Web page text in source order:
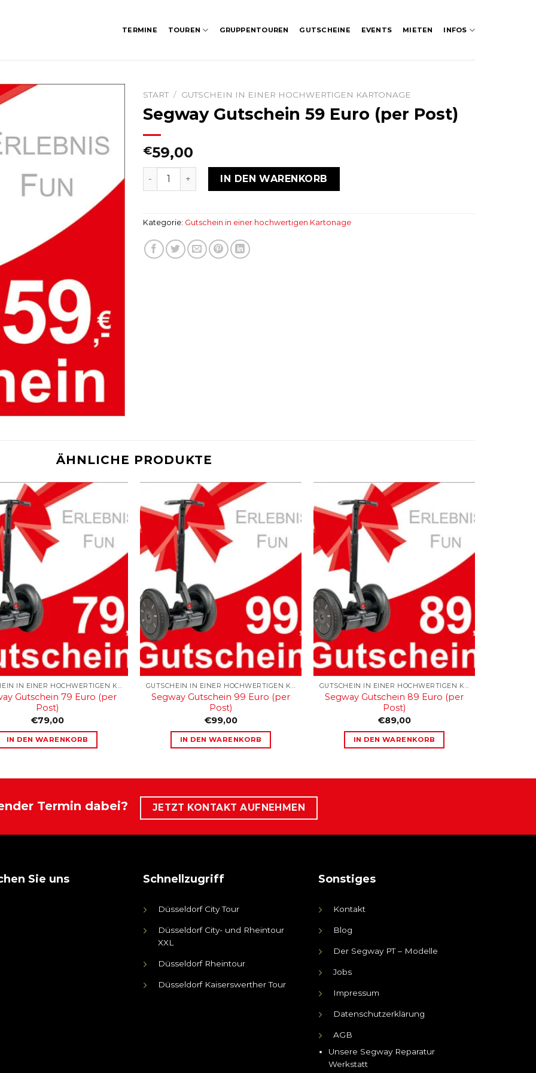
TERMINE TOUREN GRUPPENTOUREN GUTSCHEINE EVENTS MIETEN INFOS
START / GUTSCHEIN IN EINER HOCHWERTIGEN KARTONAGE
Segway Gutschein 59 Euro (per Post)
€59,00
Segway Gutschein 59 Euro (per Post) Menge
IN DEN WARENKORB
Kategorie: Gutschein in einer hochwertigen Kartonage
ÄHNLICHE PRODUKTE
GUTSCHEIN IN EINER HOCHWERTIGEN KARTONAGE
Gutschein 79 Euro (per
Post)
€79,00
IN DEN WARENKORB
GUTSCHEIN IN EINER HOCHWERTIGEN KARTONAGE
Segway Gutschein 99 Euro (per
Post)
€99,00
IN DEN WARENKORB
GUTSCHEIN IN EINER HOCHWERTIGEN KARTONAGE
Segway Gutschein 89 Euro (per
Post)
€89,00
IN DEN WARENKORB
Termin dabei? JETZT KONTAKT AUFNEHMEN
Sie uns Schnellzugriff
Düsseldorf City Tour
Düsseldorf City- und Rheintour
XXL
Düsseldorf Rheintour
Düsseldorf Kaiserswerther Tour
Sonstiges
Kontakt
Blog
Der Segway PT – Modelle
Jobs
Impressum
Datenschutzerklärung
AGB
Unsere Segway Reparatur
Werkstatt